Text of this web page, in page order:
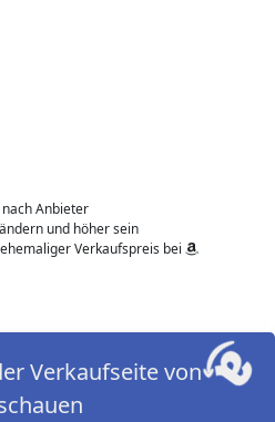
Anbieter
und höher sein
Verkaufspreis bei
Verkaufseite von